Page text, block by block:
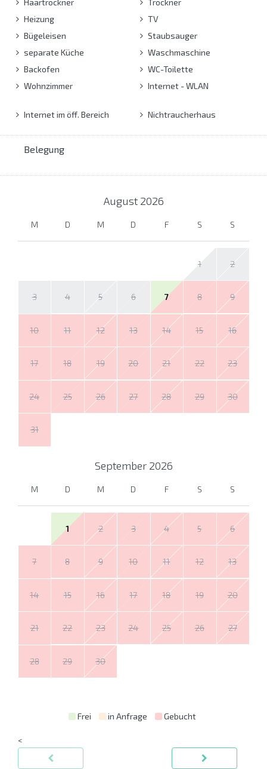
Heizung
Bügeleisen
separate Küche
Backofen
Wohnzimmer
TV
Staubsauger
Waschmaschine
WC-Toilette
Internet - WLAN
Internet im öff. Bereich Nichtraucherhaus
Belegung
August 2026
M D M D F S S
1 2
3 4 5 6 7 8 9
10 11 12 13 14 15 16
17 18 19 20 21 22 23
24 25 26 27 28 29 30
31
September 2026
M D M D F S S
1 2 3 4 5 6
7 8 9 10 11 12 13
14 15 16 17 18 19 20
21 22 23 24 25 26 27
28 29 30
Frei in Anfrage Gebucht
<